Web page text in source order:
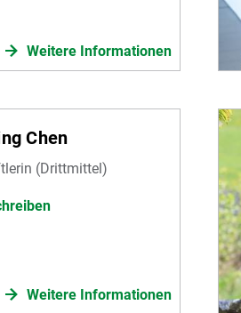
Weitere Informationen
Chen
(Drittmittel)
Weitere Informationen